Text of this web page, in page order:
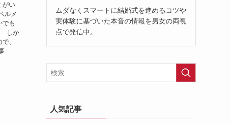
がい
ルメ
でも
しか
、
...
ムダなくスマートに結婚式を進めるコツや
実体験に基づいた本音の情報を男女の両視
点で発信中。
人気記事